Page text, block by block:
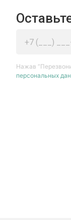
Нажав
персональных